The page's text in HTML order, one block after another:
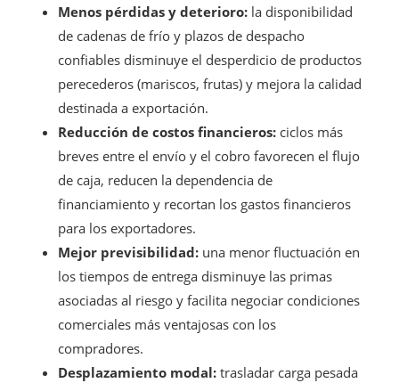
Menos pérdidas y deterioro: la disponibilidad
de cadenas de frío y plazos de despacho
confiables disminuye el desperdicio de productos
perecederos (mariscos, frutas) y mejora la calidad
destinada a exportación.
Reducción de costos financieros: ciclos más
breves entre el envío y el cobro favorecen el flujo
de caja, reducen la dependencia de
financiamiento y recortan los gastos financieros
para los exportadores.
Mejor previsibilidad: una menor fluctuación en
los tiempos de entrega disminuye las primas
asociadas al riesgo y facilita negociar condiciones
comerciales más ventajosas con los
compradores.
Desplazamiento modal: trasladar carga pesada